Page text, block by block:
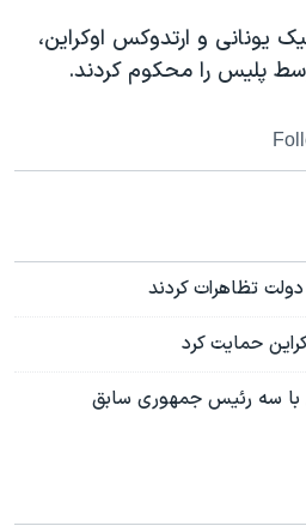
یونانی و ارتدوکس اوکراین،
پلیس را محکوم کردند.
دولت تظاهرات کردند
حمایت کرد
با سه رئیس جمهوری سابق